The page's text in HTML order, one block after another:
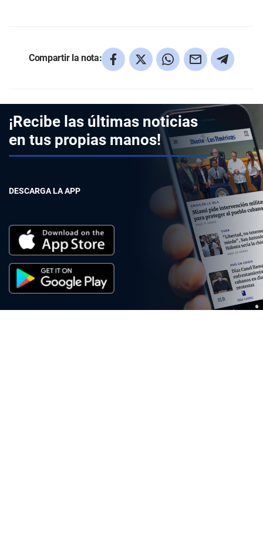
Compartir la nota:
¡Recibe las últimas noticias
en tus propias manos!
DESCARGA LA APP